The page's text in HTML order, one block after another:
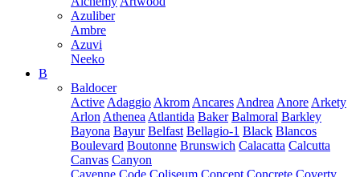
Azuliber
Ambre
Azuvi
Neeko
B
Baldocer
Active Adaggio Akrom Ancares Andrea Anore Arkety
Arlon Athenea Atlantida Baker Balmoral Barkley
Bayona Bayur Belfast Bellagio-1 Black Blancos
Boulevard Boutonne Brunswich Calacatta Calcutta
Canvas Canyon